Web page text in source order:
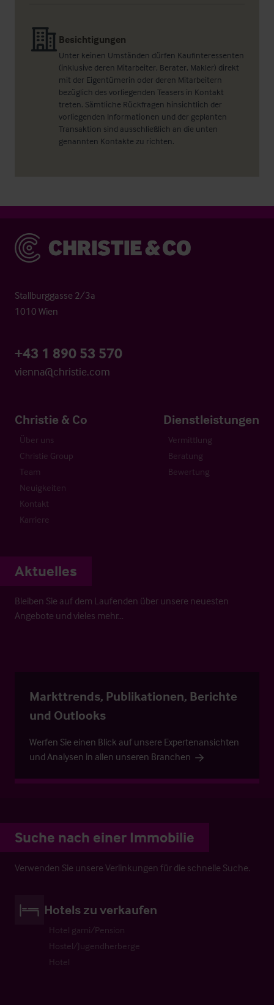
Besichtigungen
Unter keinen Umständen dürfen Kaufinteressenten
(inklusive deren Mitarbeiter, Berater, Makler) direkt
mit der Eigentümerin oder deren Mitarbeitern
bezüglich des vorliegenden Teasers in Kontakt
treten. Sämtliche Rückfragen hinsichtlich der
vorliegenden Informationen und der geplanten
Transaktion sind ausschließlich an die unten
genannten Kontakte zu richten.
Christie & Co
Stallburggasse 2/3a
1010 Wien
+43 1 890 53 570
vienna@christie.com
Christie & Co
Über uns
Christie Group
Team
Neuigkeiten
Kontakt
Karriere
Dienstleistungen
Vermittlung
Beratung
Bewertung
Aktuelles
Bleiben Sie auf dem Laufenden über unsere neuesten
Angebote und vieles mehr…
Markttrends, Publikationen, Berichte
und Outlooks
Werfen Sie einen Blick auf unsere Expertenansichten
und Analysen in allen unseren Branchen
Suche nach einer Immobilie
Verwenden Sie unsere Verlinkungen für die schnelle Suche.
Hotels zu verkaufen
Hotel garni/Pension
Hostel/Jugendherberge
Hotel